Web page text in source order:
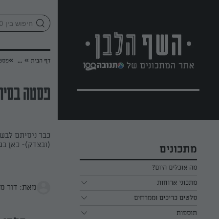
מתכונים
מה אוכלים היום?
מתכוני ארוחות
ארוחת בוקר
ארוחת צהריים
סלטים כריכים וממרחים
כל הסלטים כריכים וממרחים
תוספות
דף הבית »
...
»
פסטה
כבר ניסיתם
(ובצדק)- כאן
מאת: דור